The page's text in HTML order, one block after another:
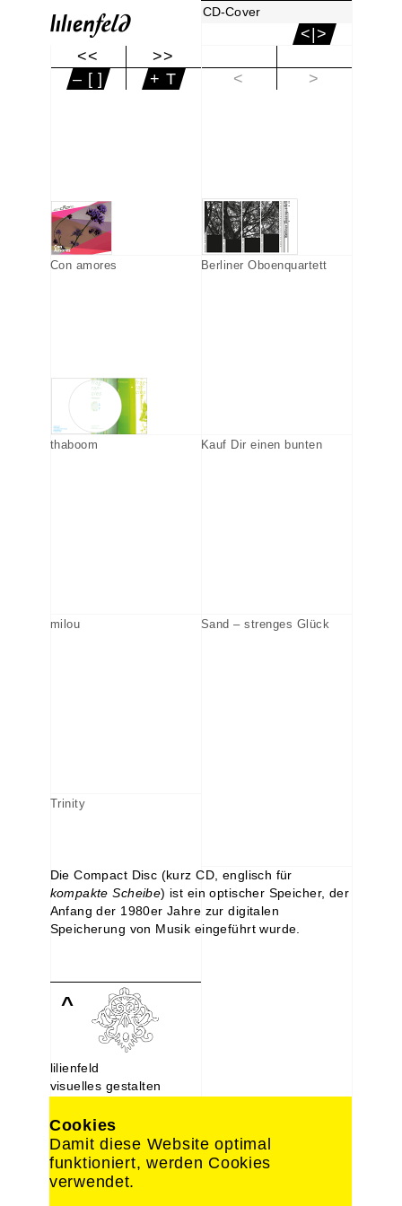
CD-Cover
<|>
<<
>>
– [ ]
+ T
<
>
Con amores Berliner Oboenquartett
thaboom Kauf Dir einen bunten
milou Sand – strenges Glück
Trinity
DieCompact Disc (kurz CD, englisch für
kompakte Scheibe) ist ein optischer Speicher, der
Anfang der 1980er Jahre zur digitalen
Speicherung von Musik eingeführt wurde.
^
lilienfeld
visuelles gestalten
10969 Berlin
030. 214 66 488
0176. 221 22 892
design@lilien-feld.de
Cookies
Damit diese Website optimal
funktioniert, werden Cookies
verwendet.